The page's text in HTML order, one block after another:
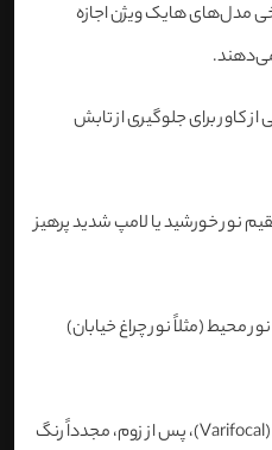
مدل‌های هایک ویژن اجازه
می‌دهند.
از کاور برای جلوگیری از تابش
نور خورشید یا لامپ شدید پرهیز
محیط (مثلاً نور چراغ خیابان)
در صورت استفاده از لنز وریفوکال (Varifocal)، پس از زوم، مجدداً رنگ